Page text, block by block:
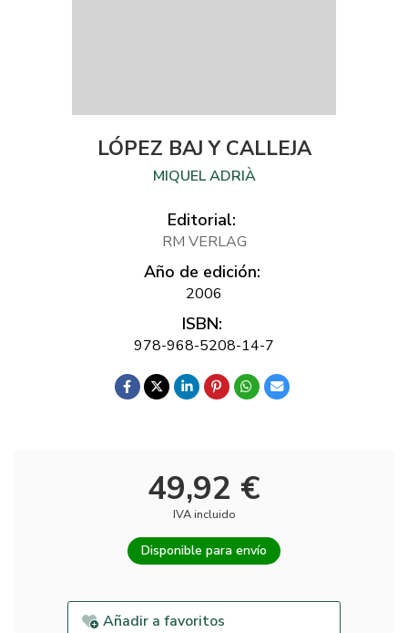
LÓPEZ BAJ Y CALLEJA
MIQUEL ADRIÀ
Editorial:
RM VERLAG
Año de edición:
2006
ISBN:
978-968-5208-14-7
49,92 €
IVA incluido
Disponible para envío
Añadir a favoritos